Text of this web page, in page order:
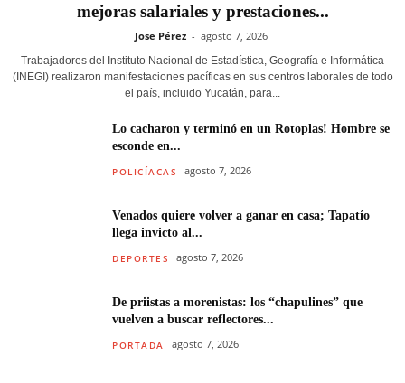
mejoras salariales y prestaciones...
Jose Pérez - agosto 7, 2026
Trabajadores del Instituto Nacional de Estadística, Geografía e Informática
(INEGI) realizaron manifestaciones pacíficas en sus centros laborales de todo
el país, incluido Yucatán, para...
Lo cacharon y terminó en un Rotoplas! Hombre se
esconde en...
POLICÍACAS agosto 7, 2026
Venados quiere volver a ganar en casa; Tapatío
llega invicto al...
DEPORTES agosto 7, 2026
De priistas a morenistas: los “chapulines” que
vuelven a buscar reflectores...
PORTADA agosto 7, 2026